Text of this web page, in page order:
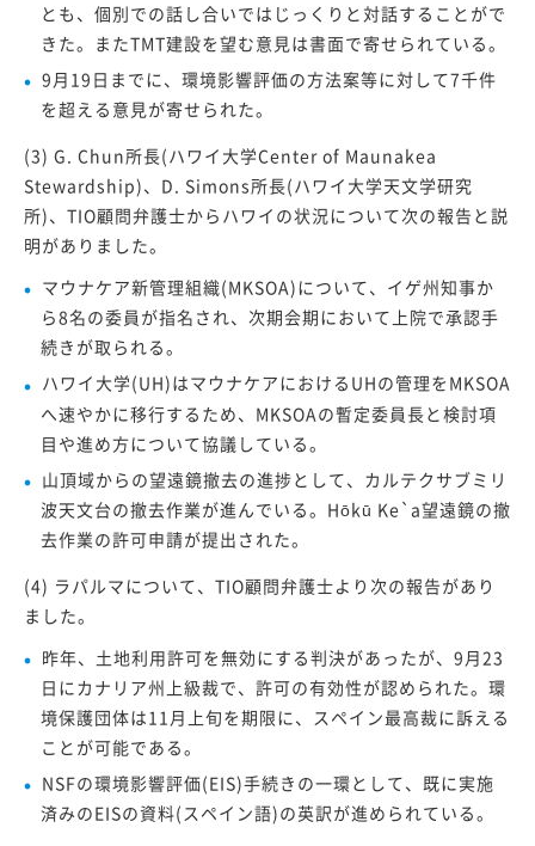
とも、個別での話し合いではじっくりと対話することがで
きた。またTMT建設を望む意見は書面で寄せられている。
9月19日までに、環境影響評価の方法案等に対して7千件
を超える意見が寄せられた。
(3) G. Chun所長(ハワイ大学Center of Maunakea
Stewardship)、D. Simons所長(ハワイ大学天文学研究
所)、TIO顧問弁護士からハワイの状況について次の報告と説
明がありました。
マウナケア新管理組織(MKSOA)について、イゲ州知事か
ら8名の委員が指名され、次期会期において上院で承認手
続きが取られる。
ハワイ大学(UH)はマウナケアにおけるUHの管理をMKSOA
へ速やかに移行するため、MKSOAの暫定委員長と検討項
目や進め方について協議している。
山頂域からの望遠鏡撤去の進捗として、カルテクサブミリ
波天文台の撤去作業が進んでいる。Hōkū Ke`a望遠鏡の撤
去作業の許可申請が提出された。
(4) ラパルマについて、TIO顧問弁護士より次の報告があり
ました。
昨年、土地利用許可を無効にする判決があったが、9月23
日にカナリア州上級裁で、許可の有効性が認められた。環
境保護団体は11月上旬を期限に、スペイン最高裁に訴える
ことが可能である。
NSFの環境影響評価(EIS)手続きの一環として、既に実施
済みのEISの資料(スペイン語)の英訳が進められている。